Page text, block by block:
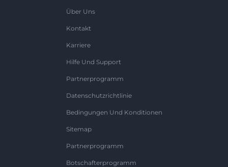
Über Uns
Kontakt
Karriere
Hilfe Und Support
Partnerprogramm
Datenschutzrichtlinie
Bedingungen Und Konditionen
Sitemap
Partnerprogramm
Botschafterprogramm